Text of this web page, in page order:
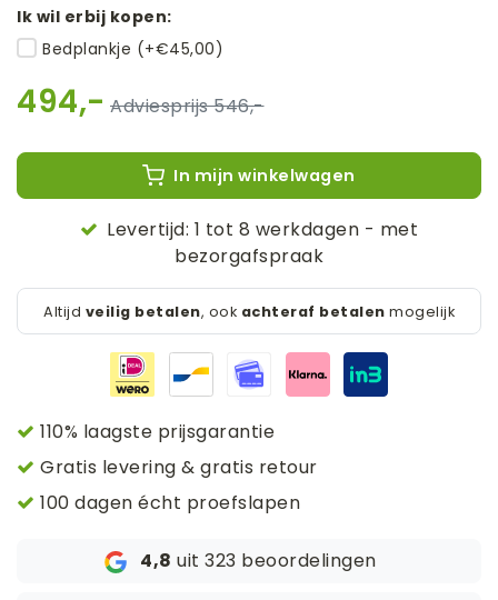
Ik wil erbij kopen:
Bedplankje (+€45,00)
494,- 546,-
In mijn winkelwagen
Levertijd: 1 tot 8 werkdagen - met
bezorgafspraak
Altijd veilig betalen, ook achteraf betalen mogelijk
110% laagste prijsgarantie
Gratis levering & gratis retour
100 dagen écht proefslapen
4,8 uit 323 beoordelingen